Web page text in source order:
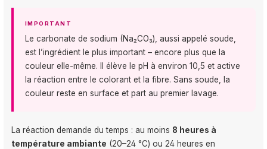
IMPORTANT
Le carbonate de sodium (Na₂CO₃), aussi appelé soude,
est l’ingrédient le plus important – encore plus que la
couleur elle-même. Il élève le pH à environ 10,5 et active
la réaction entre le colorant et la fibre. Sans soude, la
couleur reste en surface et part au premier lavage.
La réaction demande du temps : au moins 8 heures à
température ambiante (20–24 °C) ou 24 heures en